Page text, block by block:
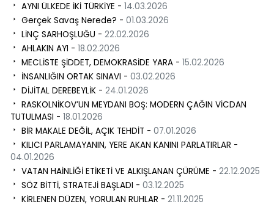
AYNI ÜLKEDE İKİ TÜRKİYE - 14.03.2026
Gerçek Savaş Nerede? - 01.03.2026
LİNÇ SARHOŞLUĞU - 22.02.2026
AHLAKIN AYI - 18.02.2026
MECLİSTE ŞİDDET, DEMOKRASİDE YARA - 15.02.2026
İNSANLIĞIN ORTAK SINAVI - 03.02.2026
DİJİTAL DEREBEYLİK - 24.01.2026
RASKOLNİKOV’UN MEYDANI BOŞ: MODERN ÇAĞIN VİCDAN
TUTULMASI - 18.01.2026
BİR MAKALE DEĞİL, AÇIK TEHDİT - 07.01.2026
KILICI PARLAMAYANIN, YERE AKAN KANINI PARLATIRLAR -
04.01.2026
VATAN HAİNLİĞİ ETİKETİ VE ALKIŞLANAN ÇÜRÜME - 22.12.2025
SÖZ BİTTİ, STRATEJİ BAŞLADI - 03.12.2025
KİRLENEN DÜZEN, YORULAN RUHLAR - 21.11.2025